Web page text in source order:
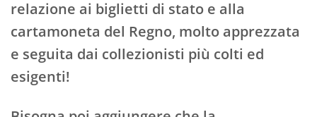
relazione ai biglietti di stato e alla
cartamoneta del Regno, molto apprezzata
e seguita dai collezionisti più colti ed
esigenti!